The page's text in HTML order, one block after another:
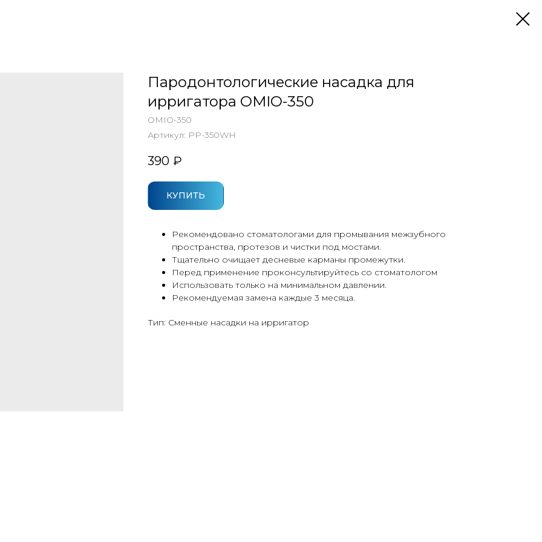
Пародонтологические насадка для
ирригатора OMIO-350
OMIO-350
Артикул: PP-350WH
390 ₽
КУПИТЬ
Рекомендовано стоматологами для промывания межзубного
пространства, протезов и чистки под мостами.
Тщательно очищает десневые карманы промежутки.
Перед применение проконсультируйтесь со стоматологом
Использовать только на минимальном давлении.
Рекомендуемая замена каждые 3 месяца.
Тип: Сменные насадки на ирригатор